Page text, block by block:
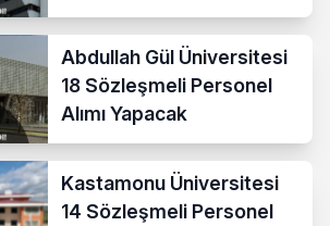
Abdullah Gül Üniversitesi
18 Sözleşmeli Personel
Alımı Yapacak
Kastamonu Üniversitesi
14 Sözleşmeli Personel